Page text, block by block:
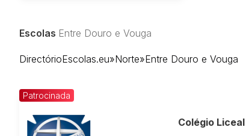
Cávado
Entre Douro e Vouga
Escolas Entre Douro e Vouga
DirectórioEscolas.eu»Norte»Entre Douro e Vouga
Patrocinada
Colégio